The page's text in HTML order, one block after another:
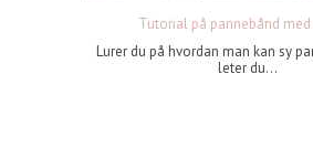
Tutorial på pannebånd med
Lurer du på hvordan man kan sy
leter du...